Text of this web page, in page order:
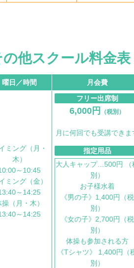
他スクール料金表
曜日／時間 月会費
ミング（月・
木）
～10:45
ミング（金）
～14:25
操（月・木）
～14:25
フリー出席制
6,000円 （税別）
月に何回でも受講できま
指定用品
大人キャップ…500円
別）
お子様水着
《男の子》1,400円 （税
別）
《女の子》2,700円 （税
別）
体操も参加される方
《Tシャツ》 1,400円（
別）